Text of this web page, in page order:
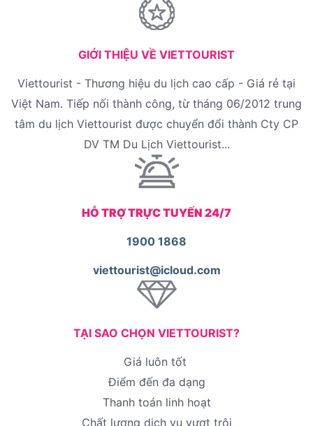
GIỚI THIỆU VỀ VIETTOURIST
Viettourist - Thương hiệu du lịch cao cấp - Giá rẻ tại
Việt Nam. Tiếp nối thành công, từ tháng 06/2012 trung
tâm du lịch Viettourist được chuyển đổi thành Cty CP
DV TM Du Lịch Viettourist...
HỖ TRỢ TRỰC TUYẾN 24/7
1900 1868
viettourist@icloud.com
TẠI SAO CHỌN VIETTOURIST?
Giá luôn tốt
Điểm đến đa dạng
Thanh toán linh hoạt
Chất lượng dịch vụ vượt trội